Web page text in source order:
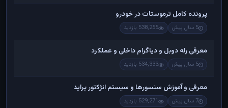
پرونده کامل ترموستات در خودرو
5 سال پیش 538,255 بازدید
معرفی رله دوبل و دیاگرام داخلی و عملکرد
5 سال پیش 534,333 بازدید
معرفی و آموزش سنسورها و سیستم انژکتور پراید
7 سال پیش 529,271 بازدید